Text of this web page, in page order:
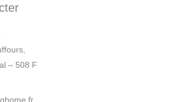
– 508 F